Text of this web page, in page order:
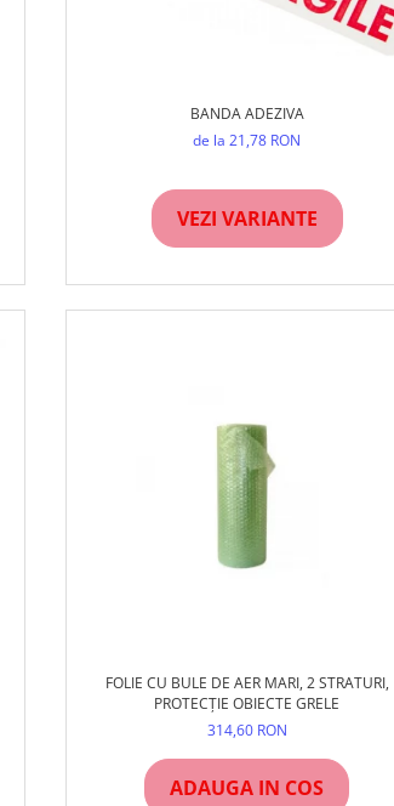
BANDA ADEZIVA
de la 21,78 RON
VEZI VARIANTE
FOLIE CU BULE DE AER MARI, 2 STRATURI,
PROTECȚIE OBIECTE GRELE
314,60 RON
ADAUGA IN COS